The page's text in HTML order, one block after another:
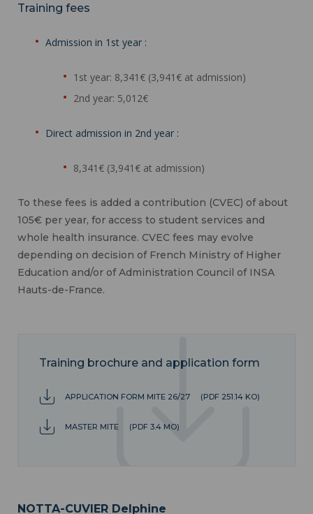
Training fees
Admission in 1st year :
1st year: 8,341€ (3,941€ at admission)
2nd year: 5,012€
Direct admission in 2nd year :
8,341€ (3,941€ at admission)
To these fees is added a contribution (CVEC) of about
105€ per year, for access to student services and
whole health insurance. CVEC fees may evolve
depending on decision of French Ministry of Higher
Education and/or of Administration Council of INSA
Hauts-de-France.
Training brochure and application form
APPLICATION FORM MITE 26/27 (PDF 251.14 KO)
MASTER MITE (PDF 3.4 MO)
NOTTA-CUVIER Delphine